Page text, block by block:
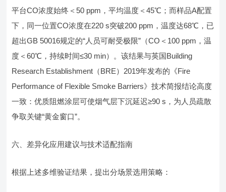
平台CO浓度始终＜50 ppm，平均温度＜45℃；而样品A配置
下，同一位置CO浓度在220 s突破200 ppm，温度达68℃，已
超出GB 50016规定的“人员可耐受极限”（CO＜100 ppm，温
度＜60℃，持续时间≤30 min）。该结果与英国Building
Research Establishment（BRE）2019年发布的《Fire
Performance of Flexible Smoke Barriers》技术简报结论高度
一致：优质阻燃涂层可使烟气层下沉延迟≥90 s，为人员疏散
争取关键“黄金窗口”。
六、差异化应用建议与技术适配指南
根据上述多维验证结果，提出分场景选用策略：